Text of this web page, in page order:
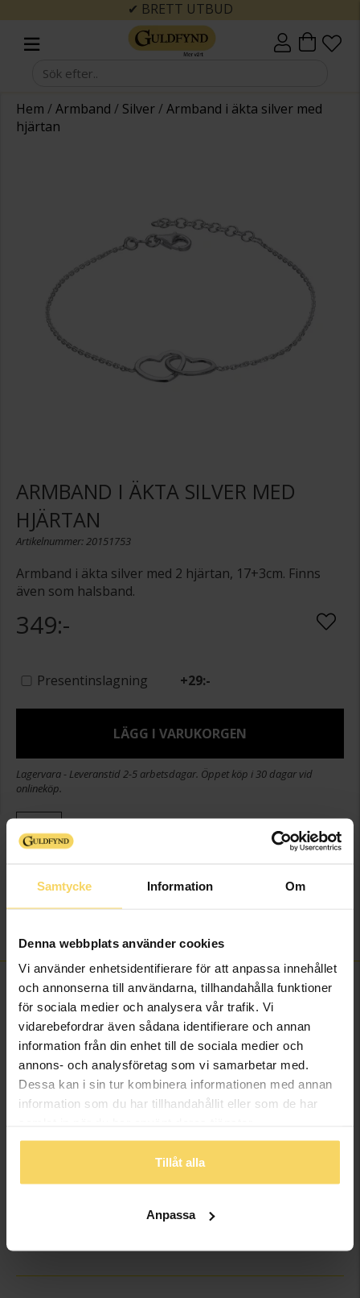
Samtycke Information Om
Denna webbplats använder cookies
Vi använder enhetsidentifierare för att anpassa innehållet
och annonserna till användarna, tillhandahålla funktioner
för sociala medier och analysera vår trafik. Vi
vidarebefordrar även sådana identifierare och annan
information från din enhet till de sociala medier och
annons- och analysföretag som vi samarbetar med.
Dessa kan i sin tur kombinera informationen med annan
information som du har tillhandahållit eller som de har
Tillåt alla
Anpassa
✔ BRETT UTBUD
Hem /Armband / Silver/Armband i äkta silver med
hjärtan
ARMBAND I ÄKTA SILVER MED
HJÄRTAN
Artikelnummer: 20151753
Armband i äkta silver med 2 hjärtan, 17+3cm. Finns
även som halsband.
349:-
Presentinslagning +29:-
LÄGG I VARUKORGEN
Lagervara - Leveranstid 2-5 arbetsdagar. Öppet köp i 30 dagar vid
onlineköp.
Längd ca (cm)
17+3
Varumärke
FINNS OCKSÅ SOM